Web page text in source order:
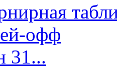
офф
31...